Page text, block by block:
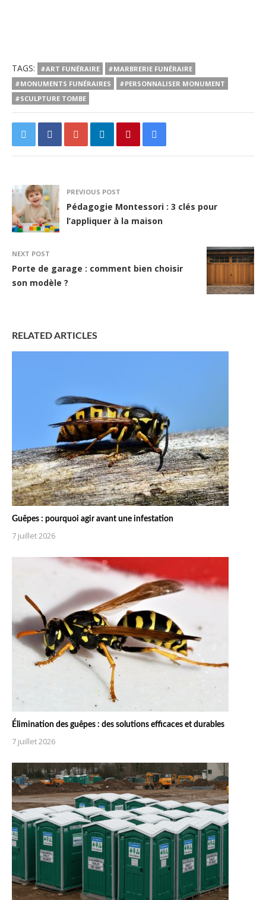
TAGS: #ART FUNÉRAIRE
#MARBRERIE FUNÉRAIRE
#MONUMENTS FUNÉRAIRES
#PERSONNALISER MONUMENT
#SCULPTURE TOMBE
PREVIOUS POST
Pédagogie Montessori : 3 clés pour
l’appliquer à la maison
NEXT POST
Porte de garage : comment bien choisir
son modèle ?
RELATED ARTICLES
Guêpes : pourquoi agir avant une infestation
7 juillet 2026
Élimination des guêpes : des solutions efficaces et durables
7 juillet 2026